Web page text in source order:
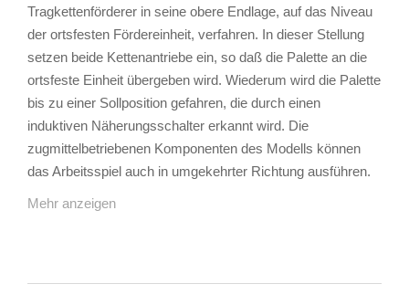
Tragkettenförderer in seine obere Endlage, auf das Niveau
der ortsfesten Fördereinheit, verfahren. In dieser Stellung
setzen beide Kettenantriebe ein, so daß die Palette an die
ortsfeste Einheit übergeben wird. Wiederum wird die Palette
bis zu einer Sollposition gefahren, die durch einen
induktiven Näherungsschalter erkannt wird. Die
zugmittelbetriebenen Komponenten des Modells können
das Arbeitsspiel auch in umgekehrter Richtung ausführen.
Mehr anzeigen